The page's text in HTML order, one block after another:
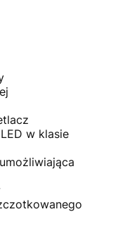
w klasie